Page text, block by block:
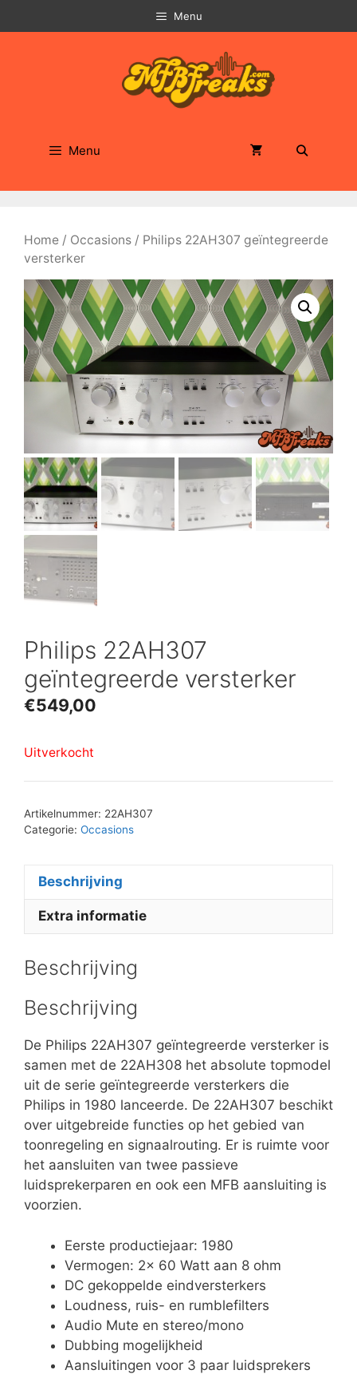
naar
Menu
Menu
Home / Occasions / Philips 22AH307 geïntegreerde
versterker
Philips 22AH307
geïntegreerde versterker
€549,00
Uitverkocht
Artikelnummer: 22AH307
Categorie: Occasions
Beschrijving
Extra informatie
Beschrijving
Beschrijving
De Philips 22AH307 geïntegreerde versterker is
samen met de 22AH308 het absolute topmodel
uit de serie geïntegreerde versterkers die
Philips in 1980 lanceerde. De 22AH307 beschikt
over uitgebreide functies op het gebied van
toonregeling en signaalrouting. Er is ruimte voor
het aansluiten van twee passieve
luidsprekerparen en ook een MFB aansluiting is
voorzien.
Eerste productiejaar: 1980
Vermogen: 2x 60 Watt aan 8 ohm
DC gekoppelde eindversterkers
Loudness, ruis- en rumblefilters
Audio Mute en stereo/mono
Dubbing mogelijkheid
Aansluitingen voor 3 paar luidsprekers